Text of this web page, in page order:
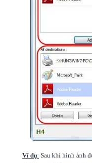
Ví dụ: Sau khi hình ảnh